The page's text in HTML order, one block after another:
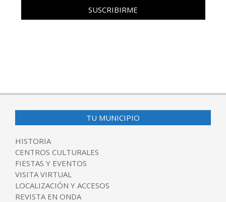
TU MUNICIPIO
HISTORIA
CENTROS CULTURALES
FIESTAS Y EVENTOS
VISITA VIRTUAL
LOCALIZACIÓN Y ACCESOS
REVISTA EN ONDA